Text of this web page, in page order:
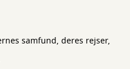
samfund, deres rejser,